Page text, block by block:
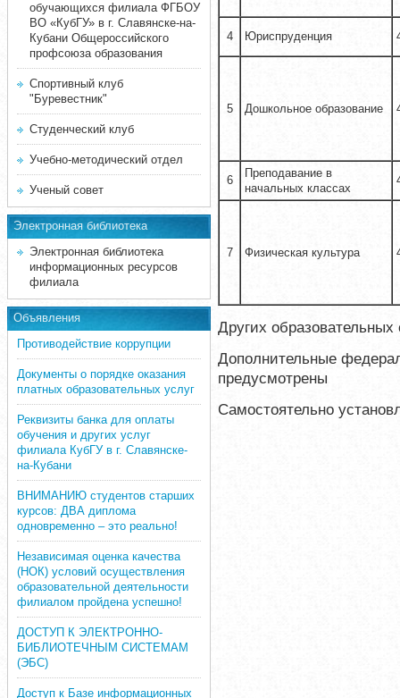
обучающихся филиала ФГБОУ
ВО «КубГУ» в г. Славянске-на-
Кубани Общероссийского
профсоюза образования
Спортивный клуб
"Буревестник"
Студенческий клуб
Учебно-методический отдел
Ученый совет
Электронная библиотека
Электронная библиотека
информационных ресурсов
филиала
Объявления
Противодействие коррупции
Документы о порядке оказания
платных образовательных услуг
Реквизиты банка для оплаты
обучения и других услуг
филиала КубГУ в г. Славянске-
на-Кубани
ВНИМАНИЮ студентов старших
курсов: ДВА диплома
одновременно – это реально!
Независимая оценка качества
(НОК) условий осуществления
образовательной деятельности
филиалом пройдена успешно!
ДОСТУП К ЭЛЕКТРОННО-
БИБЛИОТЕЧНЫМ СИСТЕМАМ
(ЭБС)
Доступ к Базе информационных
4 Юриспруденция
5 Дошкольное образование
6
Преподавание в
начальных классах
7 Физическая культура
Других образовательных
Дополнительные
предусмотрены
Самостоятельно